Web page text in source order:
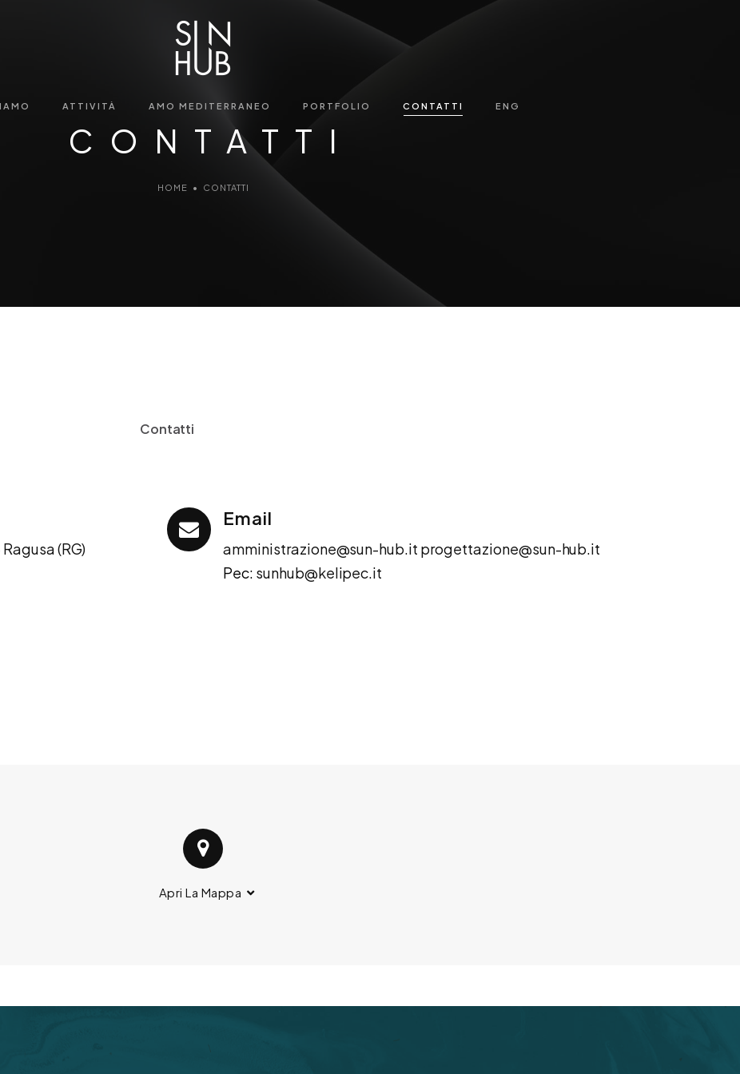
ATTIVITÀ AMO MEDITERRANEO PORTFOLIO CONTATTI ENG
CONTATTI
HOME • CONTATTI
Contatti
(RG)
Email
amministrazione@sun-hub.it progettazione@sun-hub.it
Pec: sunhub@kelipec.it
Apri La Mappa